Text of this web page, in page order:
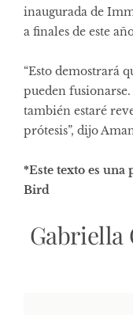
inaugurada de
a finales de este
“Esto demostrará
pueden
también estaré
prótesis”, dijo
*Este texto es
Bird
Gabriella